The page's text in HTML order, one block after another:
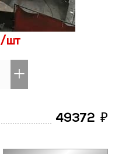
/шт
+
49372 ₽